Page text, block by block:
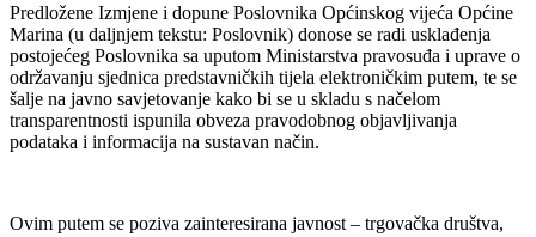
Predložene Izmjene i dopune Poslovnika Općinskog vijeća Općine
Marina (u daljnjem tekstu: Poslovnik) donose se radi usklađenja
postojećeg Poslovnika sa uputom Ministarstva pravosuđa i uprave o
održavanju sjednica predstavničkih tijela elektroničkim putem, te se
šalje na javno savjetovanje kako bi se u skladu s načelom
transparentnosti ispunila obveza pravodobnog objavljivanja
podataka i informacija na sustavan način.
Ovim putem se poziva zainteresirana javnost – trgovačka društva,